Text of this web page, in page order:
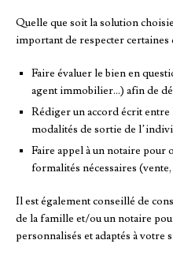
Quelle que soit la solution
important de respecter certaines
Faire évaluer le bien en
agent immobilier…) afin de
Rédiger un accord écrit
modalités de sortie de
Faire appel à un notaire pour
formalités nécessaires
Il est également conseillé de
de la famille et/ou un notaire
personnalisés et adaptés à votre